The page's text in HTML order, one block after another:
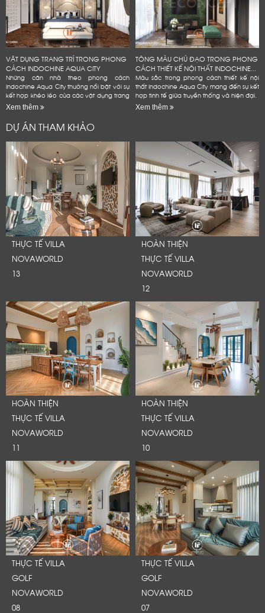
VẬT DỤNG TRANG TRÍ TRONG PHONG
CÁCH INDOCHINE AQUA CITY
Những căn nhà theo phong cách
Indochine Aqua City thường nổi bật với sự
kết hợp khéo léo của các vật dụng trang
trí mang đậm dấu ấn văn hóa Đông
Xem thêm
TÔNG MÀU CHỦ ĐẠO TRONG PHONG
CÁCH THIẾT KẾ NỘI THẤT INDOCHINE...
Màu sắc trong phong cách thiết kế nội
thất Indochine Aqua City mang đến sự kết
hợp tinh tế giữa truyền thống và hiện đại.
Xem thêm
DỰ ÁN THAM KHẢO
THỰC TẾ VILLA
NOVAWORLD
13
HOÀN THIỆN
THỰC TẾ VILLA
NOVAWORLD
12
HOÀN THIỆN
THỰC TẾ VILLA
NOVAWORLD
11
HOÀN THIỆN
THỰC TẾ VILLA
NOVAWORLD
10
THỰC TẾ VILLA
GOLF
NOVAWORLD
08
THỰC TẾ VILLA
GOLF
NOVAWORLD
07
Cảm ơn quý khách đã để lại thông tin.
Chúng tôi sẽ liên hệ lại trong thời gian sớm nhất